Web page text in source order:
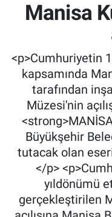
Manisa
<p>Cumhuriyetin
kapsamında
tarafından
Müzesi'nin
Büyükşehir
tutacak olan
</p>
yıldönümü
gerçekleştirilen
EKONOMİ
SAĞLIK
ASTROLOJİ
BLOG
Süper Lig Puan
Tüm Manşetler
Son Dakika
Haber Arşivi